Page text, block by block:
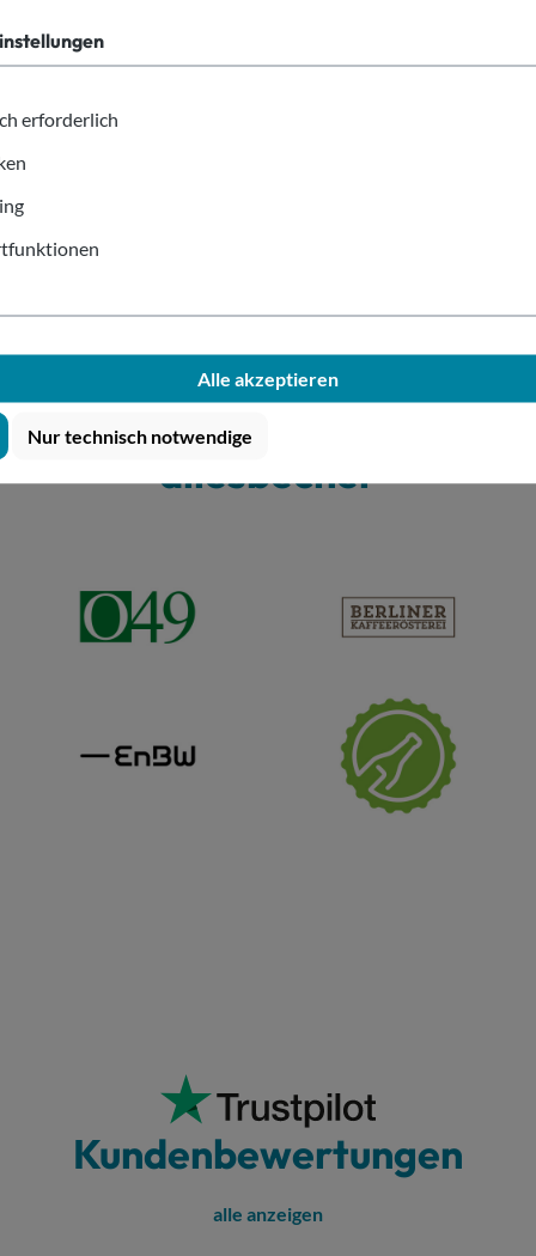
der
mit unseren
Becher und
Top-Marken vertrauen
allesbecher
Kundenbewertungen
alle anzeigen
erforderlich
Alle akzeptieren
Nur technisch notwendige